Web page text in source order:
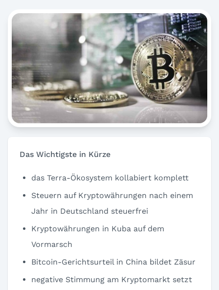
Das Wichtigste in Kürze
das Terra-Ökosystem kollabiert komplett
Steuern auf Kryptowährungen nach einem
Jahr in Deutschland steuerfrei
Kryptowährungen in Kuba auf dem
Vormarsch
Bitcoin-Gerichtsurteil in China bildet Zäsur
negative Stimmung am Kryptomarkt setzt